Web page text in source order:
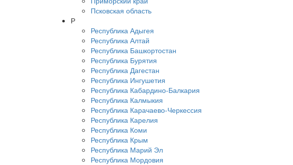
Псковская область
Р
Республика Адыгея
Республика Алтай
Республика Башкортостан
Республика Бурятия
Республика Дагестан
Республика Ингушетия
Республика Кабардино-Балкария
Республика Калмыкия
Республика Карачаево-Черкессия
Республика Карелия
Республика Коми
Республика Крым
Республика Марий Эл
Республика Мордовия